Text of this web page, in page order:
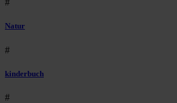
#
Natur
#
kinderbuch
#